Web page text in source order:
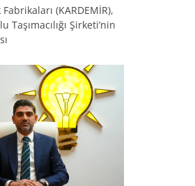
(KARDEMİR),
Şirketi’nin